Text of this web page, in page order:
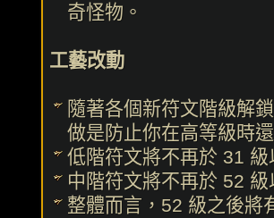
奇怪物。
工藝改動
隨著各個新符文階級解
做是防止你在高等級時
低階符文將不再於 31 級
中階符文將不再於 52 級
整體而言，52 級之後將